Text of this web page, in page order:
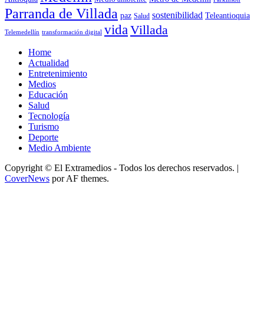
Parranda de Villada paz Salud sostenibilidad Teleantioquia
Telemedellín transformación digital vida Villada
Home
Actualidad
Entretenimiento
Medios
Educación
Salud
Tecnología
Turismo
Deporte
Medio Ambiente
Copyright © El Extramedios - Todos los derechos reservados. |
CoverNews por AF themes.